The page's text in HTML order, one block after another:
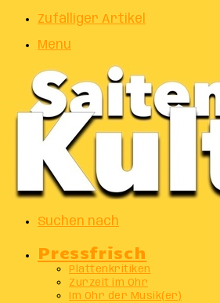
Zufälliger Artikel
Menu
Suchen nach
Pressfrisch
Plattenkritiken
Zurzeit im Ohr
Im Ohr der Musik(er)